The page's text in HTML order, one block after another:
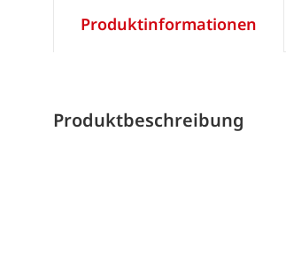
Produktinformationen
Produktbeschreibung